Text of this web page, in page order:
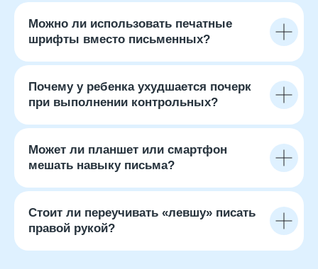
Можно ли использовать печатные
шрифты вместо письменных?
Почему у ребенка ухудшается почерк
при выполнении контрольных?
Может ли планшет или смартфон
мешать навыку письма?
Стоит ли переучивать «левшу» писать
правой рукой?
Заключение: путь к
красивому почерку
начинается с деталей
Хороший почерк — это результат системной,
внимательной и терпеливой работы. В нем
освещение, настроение ребенка и
есть те, чьи особенности не были вовремя
распознаны или учтены. Чем раньше создать
интерес и адаптированную практику — тем
увереннее ребенок войдет в школьный ритм
и сможет сосредоточиться на смысле, а не
на форме букв.